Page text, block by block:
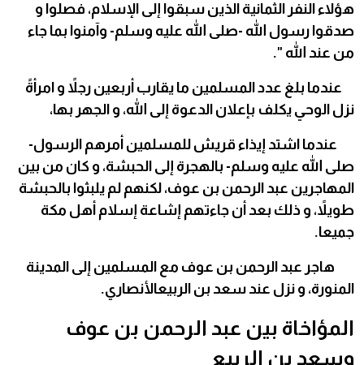
هؤلاء النفر الثمانية الذين سبقوا إلى الإسلام، فصلوا و
صدقوا رسول الله -صلى الله عليه وسلم- وآمنوا بما جاء
من عند الله ".
عندما بلغ عدد المسلمين ما يقارب أربعين رجلاً و امرأةً
نزل الوحي يكلف بإعلان الدعوة إلى الله، و الجهر بها،
عندما اشتد إيذاء قريش للمسلمين أمرهم الرسول-
صلى الله عليه وسلم- بالهجرة إلى الحبشة، و كان من بين
المهاجرين عبد الرحمن بن عوف، لكنهم لم يلبثوا بالحبشة
طويلاً، و ذلك بعد أن جاءتهم إشاعة إسلام أهل مكة
جميعا.
هاجر عبد الرحمن بن عوف مع المسلمين إلى المدينة
المنورة، و نزل عند سعد بن الربيعالأنصاري.
المؤاخاة بين عبد الرحمن بن عوف
وسعد بن الربيع